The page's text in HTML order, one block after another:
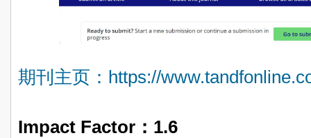
期刊主页：https://
Impact Factor： 1.6